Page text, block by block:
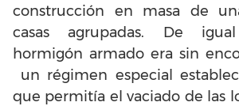
construcción en masa de
casas agrupadas. De
hormigón armado era sin
un régimen especial
que permitía el vaciado de las